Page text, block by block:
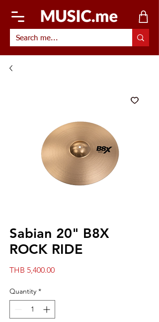
Sabian 20" B8X
ROCK RIDE
THB 5,400.00Price
Quantity *